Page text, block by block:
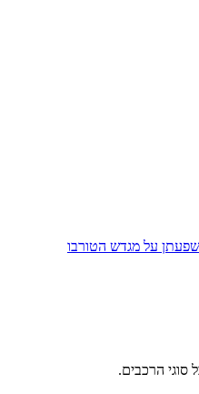
על מגדש הטורבו
סוגי הרכבים.